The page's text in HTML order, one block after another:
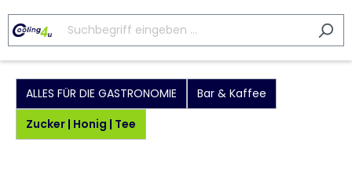
ALLES FÜR DIE GASTRONOMIE
Bar & Kaffee
Zucker | Honig | Tee